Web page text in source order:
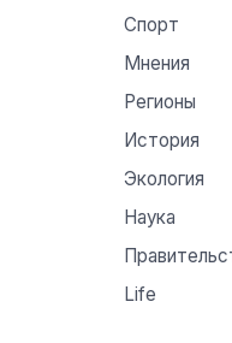
Спорт
Мнения
Регионы
История
Экология
Наука
Life